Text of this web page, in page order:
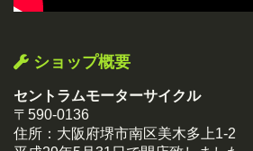
ショップ概要
セントラムモーターサイクル
〒590-0136
住所：大阪府堺市南区美木多上1-2